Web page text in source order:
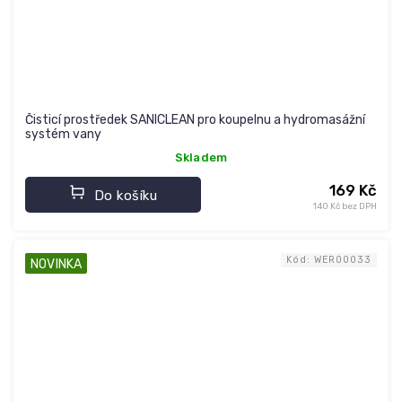
Čisticí prostředek SANICLEAN pro koupelnu a hydromasážní
systém vany
Skladem
140 Kč bez DPH
169 Kč
Do košíku
NOVINKA Kód: WER00033